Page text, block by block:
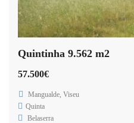
Quintinha 9.562 m2
57.500€
Mangualde, Viseu
Quinta
Belaserra